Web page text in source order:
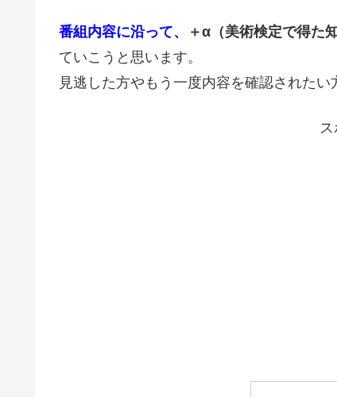
番組内容に沿って、 ＋α（美術検定で得た
ていこうと思います。
見逃した方やもう一度内容を確認された
ス